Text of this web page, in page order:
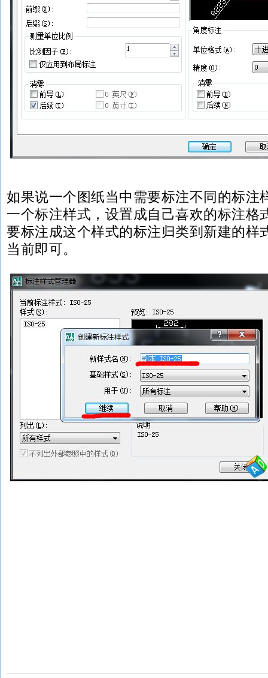
如果说一个图纸当中需要标注不同的标注
一个标注样式，设置成自己喜欢的标注格
要标注成这个样式的标注归类到新建的样
当前即可。